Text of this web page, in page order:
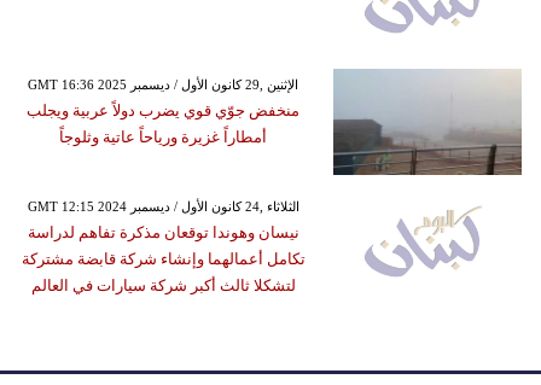
GMT 16:36 2025 الإثنين ,29 كانون الأول / ديسمبر
منخفض جوّي قوي يضرب دولاً عربية ويجلب
أمطاراً غزيرة ورياحاً عاتية وثلوجاً
GMT 12:15 2024 الثلاثاء ,24 كانون الأول / ديسمبر
نيسان وهوندا توقعان مذكرة تفاهم لدراسة
تكامل أعمالهما وإنشاء شركة قابضة مشتركة
لتشكلا ثالث أكبر شركة سيارات في العالم